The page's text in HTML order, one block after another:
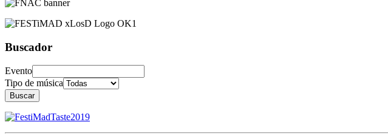
Buscador
Evento
Tipo de música
Buscar